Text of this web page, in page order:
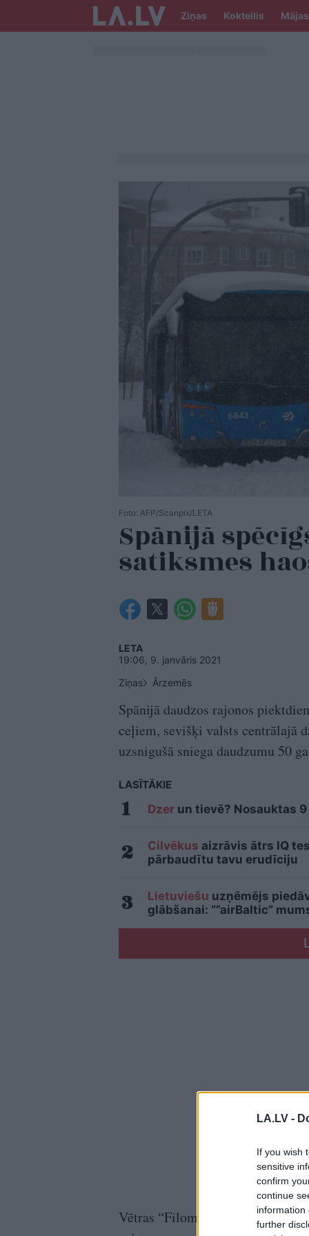
LA.LV -
If you wish
sensitive
confirm
continue
information
further
Ziņas Kokteilis Mājas
Foto: AFP/Scanpix/LETA
Spānijā
satiksmes
LETA
19:06, 9. janvāris 2021
Ziņas
Ārzemēs
Spānijā daudzos rajonos
ceļiem, sevišķi valsts centrālajā
uzsnigušā sniega daudzumu 50
LASĪTĀKIE
Dzer un tievē? Nosauktas
Cilvēkus aizrāvis ātrs IQ
pārbaudītu tavu erudīciju
Lietuviešu uzņēmējs
glābšanai: “”airBaltic”
Vētras “Filomena” izraisīto